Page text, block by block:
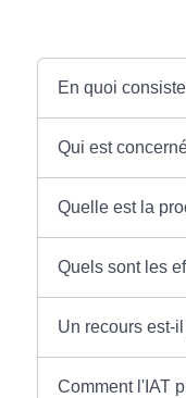
En quoi
Qui est
Quelle est la
Quels sont les
Un recours est-
Comment l'IAT